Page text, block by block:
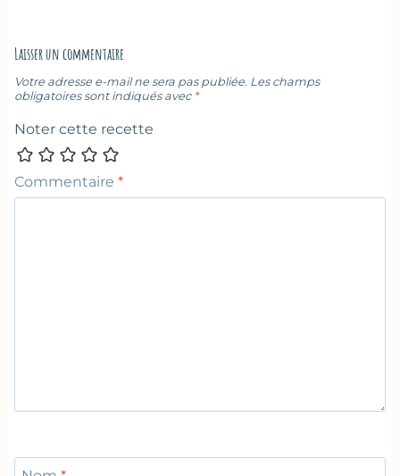
Laisser un commentaire
Votre adresse e-mail ne sera pas publiée. Les champs
obligatoires sont indiqués avec *
Noter cette recette
Commentaire *